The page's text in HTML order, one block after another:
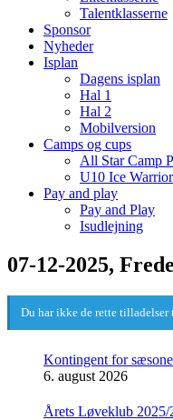
Talentklasserne
Sponsor
Nyheder
Isplan
Dagens isplan
Hal 1
Hal 2
Mobilversion
Camps og cups
All Star Camp
U10 Ice
Pay and play
Pay and Play
Isudlejning
07-12-2025,
Du har ikke de rette
Kontingent for
6. august 2026
Årets Løveklub 2025/